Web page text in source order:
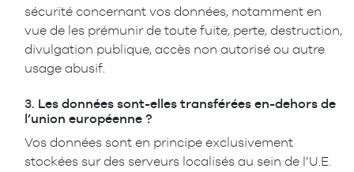
sécurité concernant vos données, notamment en
vue de les prémunir de toute fuite, perte, destruction,
divulgation publique, accès non autorisé ou autre
usage abusif.
3. Les données sont-elles transférées en-dehors de
l’union européenne ?
Vos données sont en principe exclusivement
stockées sur des serveurs localisés au sein de l’U.E.